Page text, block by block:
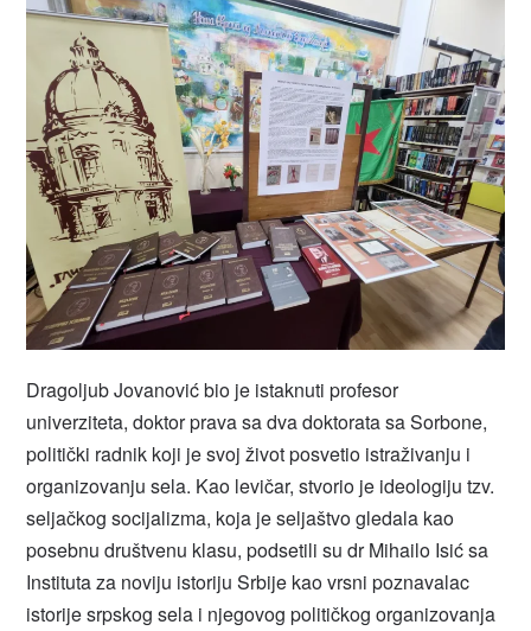
Dragoljub Jovanović bio je istaknuti profesor
univerziteta, doktor prava sa dva doktorata sa Sorbone,
politički radnik koji je svoj život posvetio istraživanju i
organizovanju sela. Kao levičar, stvorio je ideologiju tzv.
seljačkog socijalizma, koja je seljaštvo gledala kao
posebnu društvenu klasu, podsetili su dr Mihailo Isić sa
Instituta za noviju istoriju Srbije kao vrsni poznavalac
istorije srpskog sela i njegovog političkog organizovanja